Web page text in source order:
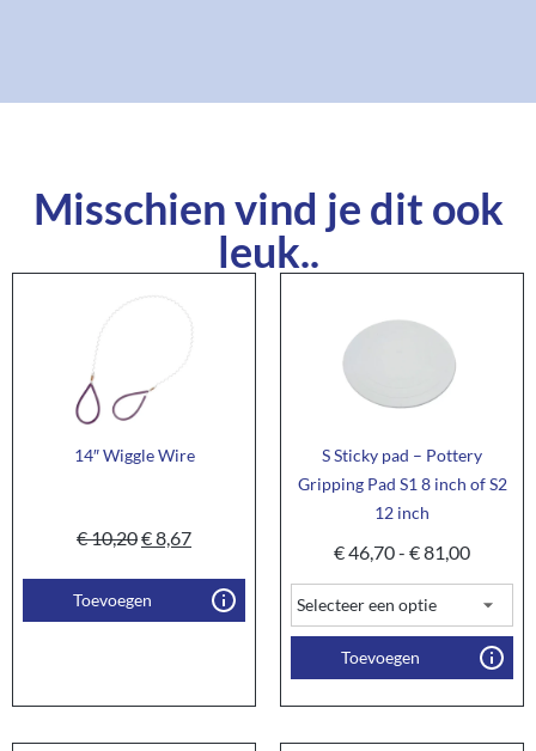
Misschien vind je dit ook
leuk..
14″ Wiggle Wire
€10,20€8,67
Toevoegen
S Sticky pad – Pottery
Gripping Pad S1 8 inch of S2
12 inch
€46,70- €81,00
Toevoegen